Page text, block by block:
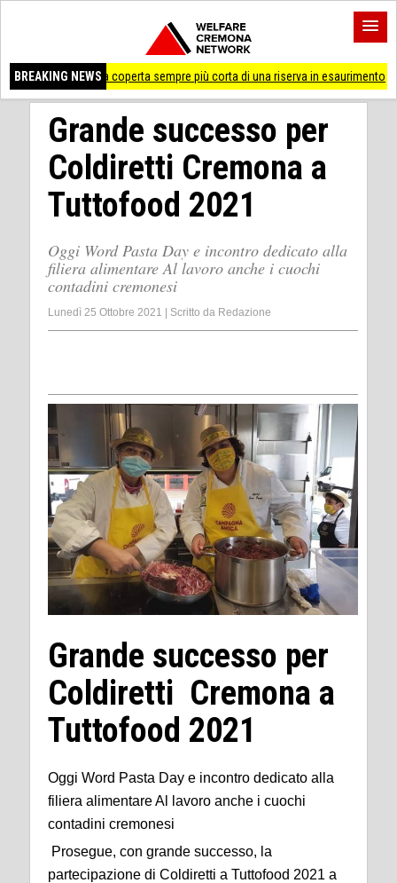
BREAKING NEWS
la coperta sempre più corta di una riserva in esaurimento Cremona
Grande successo per
Coldiretti Cremona a
Tuttofood 2021
Oggi Word Pasta Day e incontro dedicato alla
filiera alimentare Al lavoro anche i cuochi
contadini cremonesi
Lunedì 25 Ottobre 2021 Scritto da Redazione
Grande successo per
Coldiretti Cremona a
Tuttofood 2021
Oggi Word Pasta Day e incontro dedicato alla
filiera alimentare Al lavoro anche i cuochi
contadini cremonesi
Prosegue, con grande successo, la
partecipazione di Coldiretti a Tuttofood 2021 a